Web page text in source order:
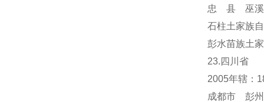
忠 县 巫溪
石柱土家族
彭水苗族土
23.四川省
2005年辖：
成都市 彭